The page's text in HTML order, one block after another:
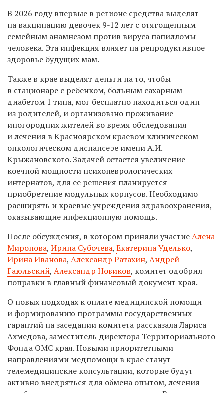
В 2026 году впервые в регионе средства выделят
на вакцинацию девочек 9-12 лет с отягощенным
семейным анамнезом против вируса папилломы
человека. Эта инфекция влияет на репродуктивное
здоровье будущих мам.
Также в крае выделят деньги на то, чтобы
в стационаре с ребенком, больным сахарным
диабетом 1 типа, мог бесплатно находиться один
из родителей, и организовано проживание
иногородних жителей во время обследования
и лечения в Красноярском краевом клиническом
онкологическом диспансере имени А.И.
Крыжановского. Задачей остается увеличение
коечной мощности психоневрологических
интернатов, для ее решения планируется
приобретение модульных корпусов. Необходимо
расширять и краевые учреждения здравоохранения,
оказывающие инфекционную помощь.
После обсуждения, в котором приняли участиеАлена
Миронова, Ирина Субочева, Екатерина Уделько,
Ирина Иванова, Александр Ратахин, Андрей
Гаюльский, Александр Новиков, комитет одобрил
поправки в главный финансовый документ края.
О новых подходах к оплате медицинской помощи
и формированию программы государственных
гарантий на заседании комитета рассказала Лариса
Ахмедова, заместитель директора Территориального
Фонда ОМС края. Новыми приоритетными
направлениями медпомощи в крае станут
телемедицинские консультации, которые будут
активно внедряться для обмена опытом, лечения